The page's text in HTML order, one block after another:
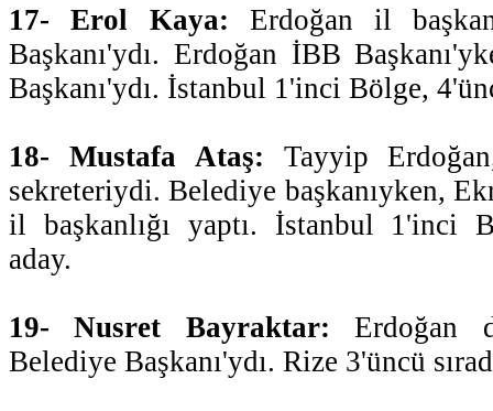
17- Erol Kaya: Erdoğan il
Başkanı'ydı. Erdoğan İBB
Başkanı'ydı. İstanbul 1'inci Bölge,
18- Mustafa Ataş: Tayyip
sekreteriydi. Belediye başkanıyken,
il başkanlığı yaptı. İstanbul 1'inci
aday.
19- Nusret Bayraktar: Erdoğan
Belediye Başkanı'ydı. Rize 3'üncü